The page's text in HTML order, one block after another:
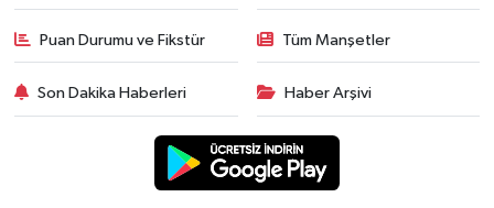
Puan Durumu ve Fikstür Tüm Manşetler
Son Dakika Haberleri Haber Arşivi